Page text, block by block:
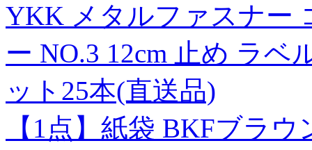
YKK メタルファスナー
ー NO.3 12cm 止め ラベ
ット25本(直送品)
【1点】紙袋 BKFブラ